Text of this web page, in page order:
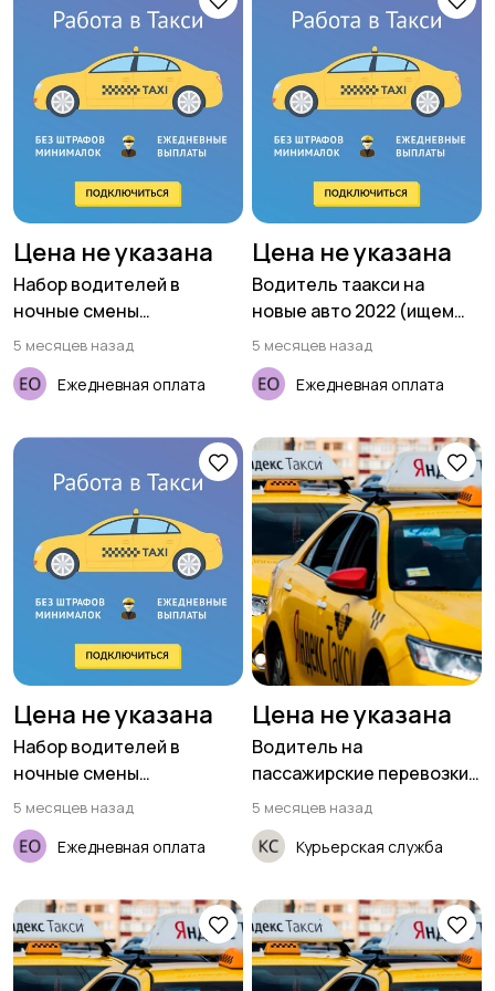
Цена не указана
Набор водителей в
ночные смены
(приглашаем женщин)
5 месяцев назад
Ежедневная оплата
Цена не указана
Водитель таакси на
новые авто 2022 (ищем
женщин)
5 месяцев назад
Ежедневная оплата
Цена не указана
Набор водителей в
ночные смены
(приглашаем женщин)
5 месяцев назад
Ежедневная оплата
Цена не указана
Водитель на
пассажирские перевозки
(ищем женщин)
5 месяцев назад
Курьерская служба